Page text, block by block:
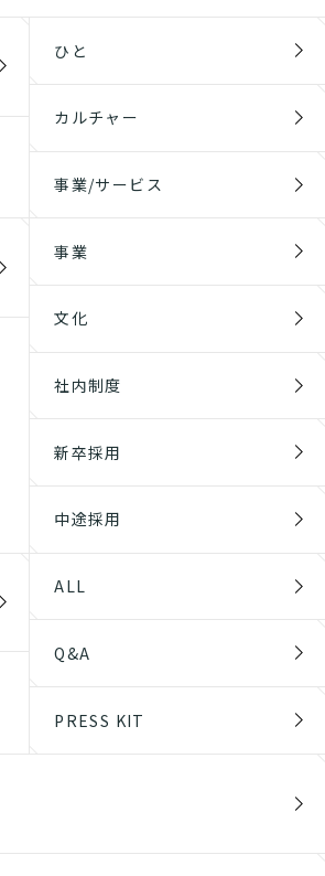
ひと
カルチャー
事業/サービス
事業
文化
社内制度
新卒採用
中途採用
ALL
Q&A
PRESS KIT